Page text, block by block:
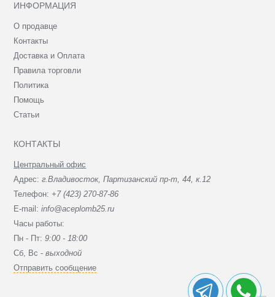
ИНФОРМАЦИЯ
О продавце
Контакты
Доставка и Оплата
Правила торговли
Политика
Помощь
Статьи
КОНТАКТЫ
Центральный офис
Адрес:г.Владивосток, Партизанский пр-т, 44, к.12
Телефон: +7 (423) 270-87-86
E-mail:info@aceplomb25.ru
Часы работы:
Пн - Пт:9:00 - 18:00
Сб, Вc -выходной
Отправить сообщение